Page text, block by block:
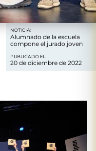
NOTICIA:
Alumnado de la escuela
compone el jurado joven
PUBLICADO EL:
20 de diciembre de 2022